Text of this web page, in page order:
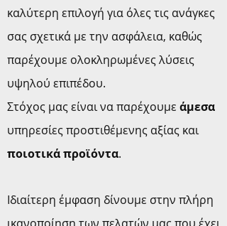
καλύτερη επιλογή για όλες τις ανάγκες
σας σχετικά με την ασφάλεια, καθώς
παρέχουμε ολοκληρωμένες λύσεις
υψηλού επιπέδου.
Στόχος μας είναι να παρέχουμε άμεσα
υπηρεσίες προστιθέμενης αξίας και
ποιοτικά προϊόντα.
Ιδιαίτερη έμφαση δίνουμε στην πλήρη